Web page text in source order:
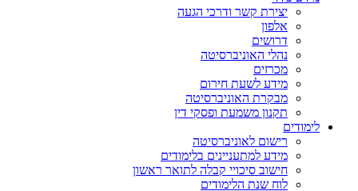
יצירת קשר ודרכי הגעה
אלפון
דרושים
נהלי האוניברסיטה
מכרזים
מידע לשעת חירום
מבקרת האוניברסיטה
תקנון משמעת ופסקי דין
לימודים
רישום לאוניברסיטה
מידע למתעניינים בלימודים
חישוב סיכויי קבלה לתואר ראשון
לוח שנת הלימודים